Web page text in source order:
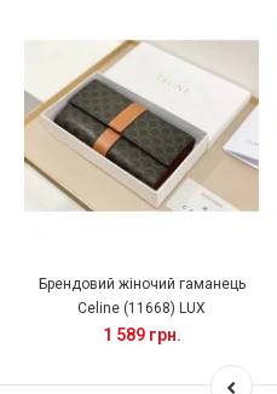
Брендовий жіночий гаманець
Celine (11668) LUX
1 589 грн.